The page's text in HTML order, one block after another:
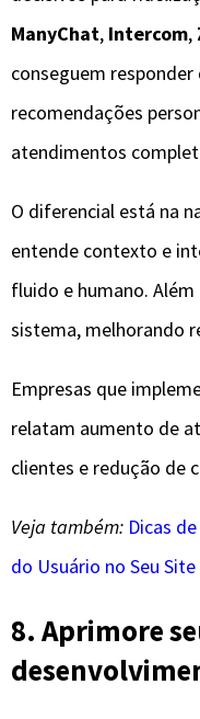
ManyChat, Intercom,
conseguem
recomendações
atendimentos
O diferencial está na
entende contexto e
fluido e humano.
sistema, melhorando
Empresas que
relatam aumento de
clientes e redução de
Veja também: Dicas
do Usuário no Seu Site
8. Aprimore